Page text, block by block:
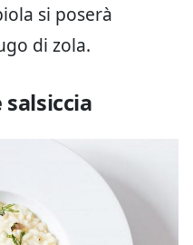
si poserà
di zola.